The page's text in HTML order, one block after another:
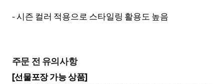
- 시즌 컬러 적용으로 스타일링 활용도 높음
주문 전 유의사항
[선물포장 가능 상품]